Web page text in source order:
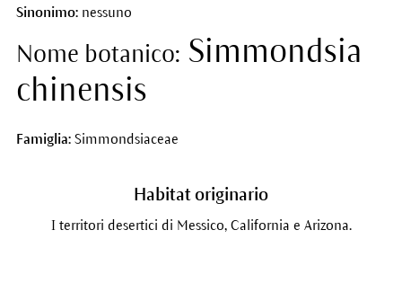
Sinonimo:nessuno
Nome botanico: Simmondsia
chinensis
Famiglia:Simmondsiaceae
Habitat originario
I territori desertici di Messico, California e Arizona.